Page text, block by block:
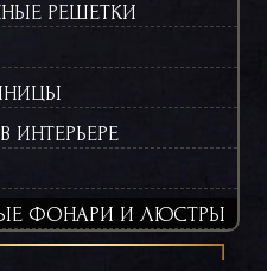
РЕШЕТКИ
ИНТЕРЬЕРЕ
ФОНАРИ И ЛЮСТРЫ